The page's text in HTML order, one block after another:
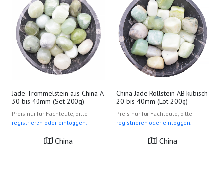
Jade-Trommelstein aus China A
30 bis 40mm (Set 200g)
Preis nur für Fachleute, bitte
registrieren oder einloggen.
China
China Jade Rollstein AB kubisch
20 bis 40mm (Lot 200g)
Preis nur für Fachleute, bitte
registrieren oder einloggen.
China